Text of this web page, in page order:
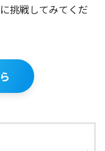
挑戦してみてくだ